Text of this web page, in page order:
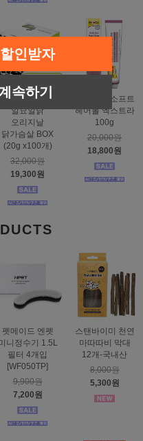
태비토퍼
일묘일닭
오리지날
닭가슴살 BOX
(20g x100개)
32,000원
19,300원
짐펫 몰트소프트
헤어볼 엑스트라
100g
20,000원
18,800원
펫메이드 엔펫
니정수기 1.5L
필터 4개입
[WF050TP]
9,900원
7,200원
스탠바이미 천연
마따따비 막대
12개-국내산
8,000원
5,300원
인받자
속하기